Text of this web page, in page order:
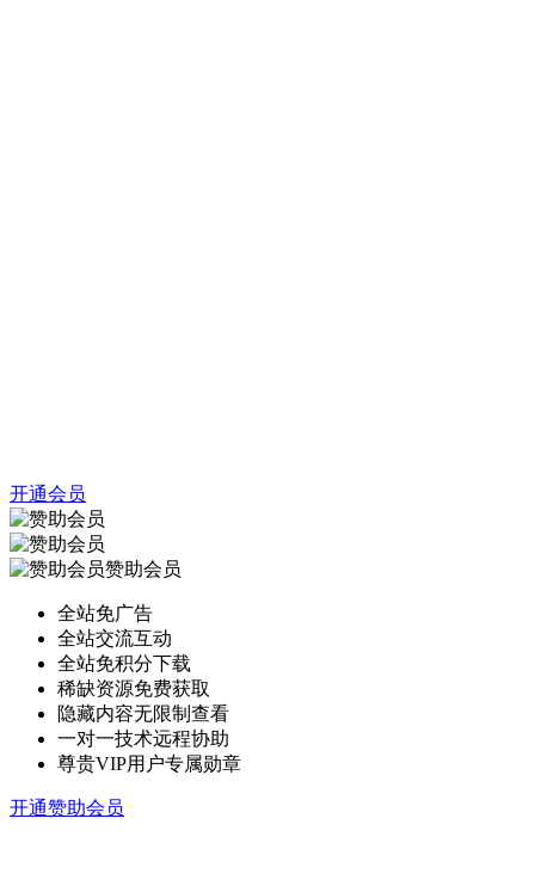
开通会员
赞助会员
全站免广告
全站交流互动
全站免积分下载
稀缺资源免费获取
隐藏内容无限制查看
一对一技术远程协助
尊贵VIP用户专属勋章
开通赞助会员